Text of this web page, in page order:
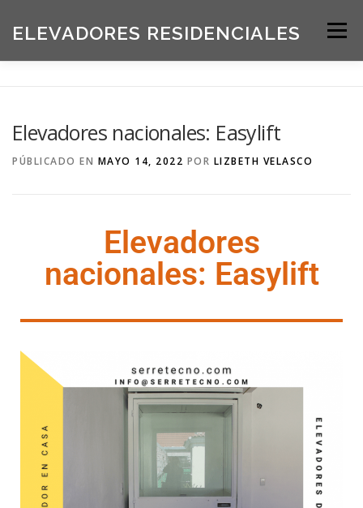
ELEVADORES RESIDENCIALES Menú
Elevadores nacionales: Easylift
PÚBLICADO EN MAYO 14, 2022 POR LIZBETH VELASCO
Elevadores
nacionales: Easylift